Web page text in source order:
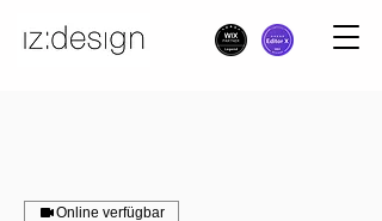
Online verfügbar